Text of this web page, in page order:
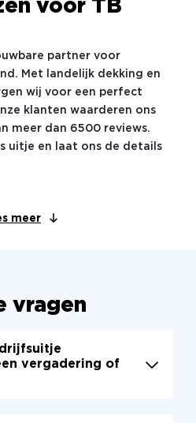
voor TB
partner voor
Met landelijk dekking en
wij voor een perfect
klanten waarderen ons
meer dan 6500 reviews.
uitje en laat ons de details
meer
vragen
vergadering of